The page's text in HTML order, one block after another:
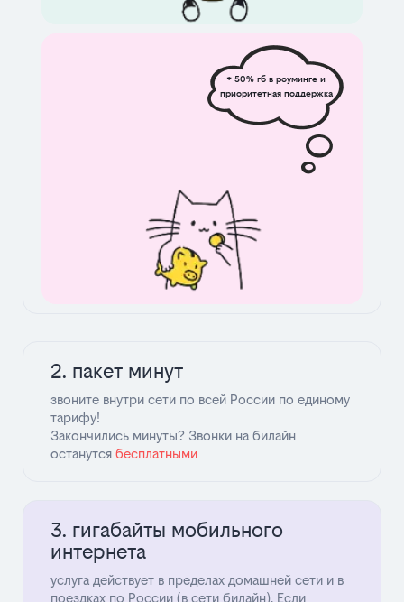
+ 50% гб в роуминге и
приоритетная поддержка
2. пакет минут
звоните внутри сети по всей России по единому
тарифу!
Закончились минуты? Звонки на билайн
останутся беcплатными
3. гигабайты мобильного
интернета
услуга действует в пределах домашней сети и в
поездках по России (в сети билайн). Если